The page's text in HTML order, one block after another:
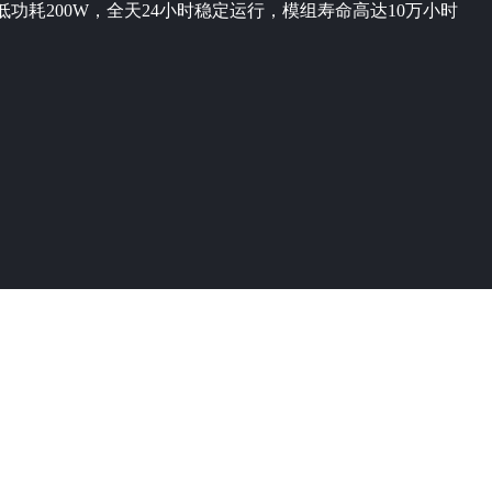
功耗200W，全天24小时稳定运行，模组寿命高达10万小时